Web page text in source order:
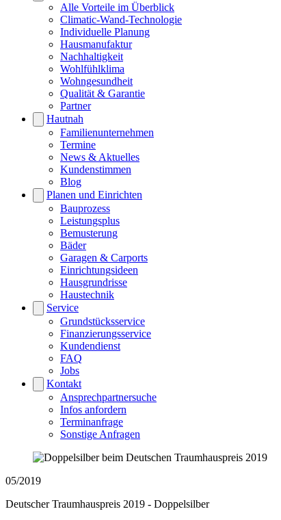
Alle Vorteile im Überblick
Climatic-Wand-Technologie
Individuelle Planung
Hausmanufaktur
Nachhaltigkeit
Wohlfühlklima
Wohngesundheit
Qualität & Garantie
Partner
Hautnah
Familienunternehmen
Termine
News & Aktuelles
Kundenstimmen
Blog
Planen und Einrichten
Bauprozess
Leistungsplus
Bemusterung
Bäder
Garagen & Carports
Einrichtungsideen
Hausgrundrisse
Haustechnik
Service
Grundstücksservice
Finanzierungsservice
Kundendienst
FAQ
Jobs
Kontakt
Ansprechpartnersuche
Infos anfordern
Terminanfrage
Sonstige Anfragen
05/2019
Deutscher Traumhauspreis 2019 - Doppelsilber